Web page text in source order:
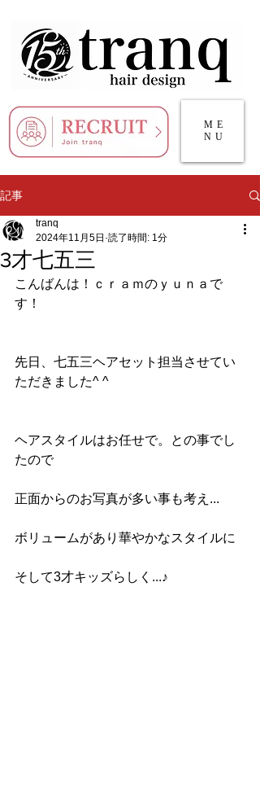
ME
NU
記事
3才七五三
tranq
2024年11月5日 読了時間: 1分
こんばんは！ｃｒａｍのｙｕｎａで
す！
先日、七五三ヘアセット担当させてい
ただきました^ ^
ヘアスタイルはお任せで。との事でし
たので
正面からのお写真が多い事も考え...
ボリュームがあり華やかなスタイルに
そして3才キッズらしく...♪